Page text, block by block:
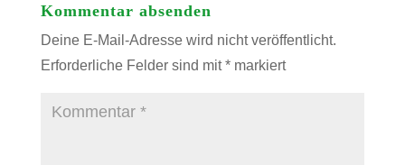
Kommentar absenden
Deine E-Mail-Adresse wird nicht veröffentlicht.
Erforderliche Felder sind mit*markiert